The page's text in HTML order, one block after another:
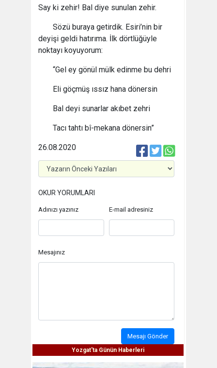
Say ki zehir! Bal diye sunulan zehir.
Sözü buraya getirdik. Esiri’nin bir
deyişi geldi hatırıma. İlk dörtlüğüyle
noktayı koyuyorum:
“Gel ey gönül mülk edinme bu dehri
Eli göçmüş ıssız hana dönersin
Bal deyi sunarlar akıbet zehri
Tacı tahtı bî-mekana dönersin”
26.08.2020
OKUR YORUMLARI
Adınızı yazınız E-mail adresiniz
Mesajınız
Mesajı Gönder
Yozgat'ta Günün Haberleri